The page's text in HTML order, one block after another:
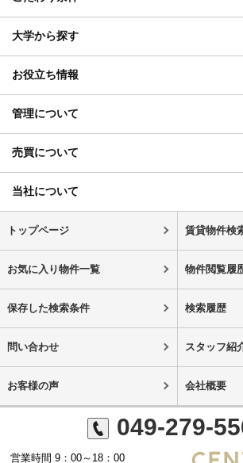
大学から探す
お役立ち情報
管理について
売買について
当社について
トップページ 賃貸物件検
お気に入り物件一覧 物件閲覧履
保存した検索条件 検索履歴
問い合わせ スタッフ紹
お客様の声 会社概要
049-279-
営業時間 9：00～18：00